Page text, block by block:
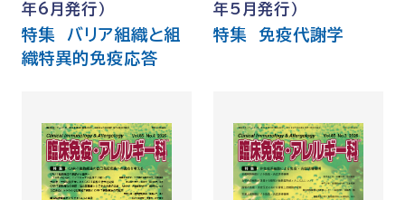
年6月発行）
特集 バリア組織と組
織特異的免疫応答
年5月発行）
特集 免疫代謝学